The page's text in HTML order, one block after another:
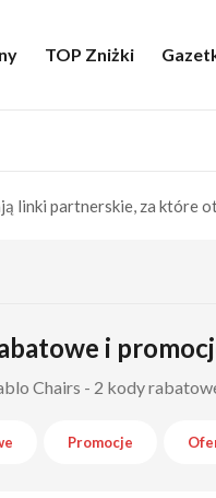
TOP Zniżki
linki partnerskie, za które
i
Chairs - 2 kody
Promocje